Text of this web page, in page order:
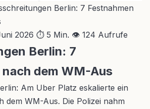
Berlin: 7 Festnahmen
2026 ⏱ 5 Min. 👁 124 Aufrufe
Berlin: 7
dem WM-Aus
Am Uber Platz eskalierte ein
dem WM-Aus. Die Polizei nahm